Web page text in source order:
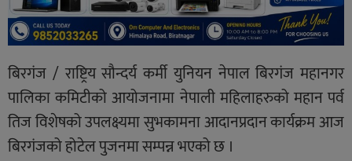
बिरगंज / राष्ट्रिय सौन्दर्य कर्मी युनियन नेपाल बिरगंज महानगर
पालिका कमिटीको आयोजनामा नेपाली महिलाहरुको महान पर्व
तिज विशेषको उपलक्ष्यमा सुभकामना आदानप्रदान कार्यक्रम आज
बिरगंजको होटेल पुजनमा सम्पन्न भएको छ ।